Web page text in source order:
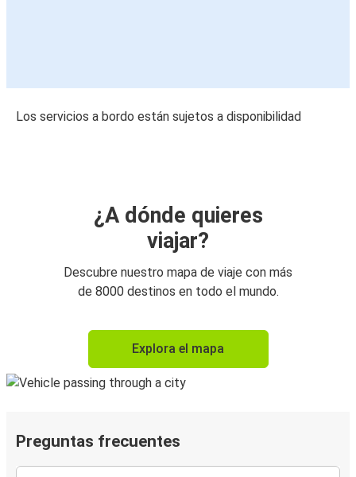
Los servicios a bordo están sujetos a disponibilidad
¿A dónde quieres
viajar?
Descubre nuestro mapa de viaje con más
de 8000 destinos en todo el mundo.
Explora el mapa
Preguntas frecuentes